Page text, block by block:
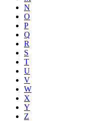
N
O
P
Q
R
S
T
U
V
W
X
Y
Z